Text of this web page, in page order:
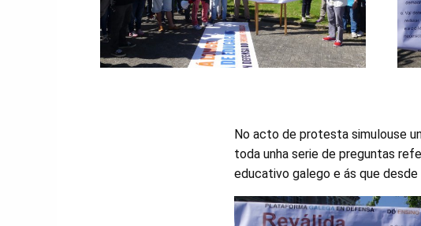
No acto de protesta simulouse
toda unha serie de preguntas
educativo galego e ás que